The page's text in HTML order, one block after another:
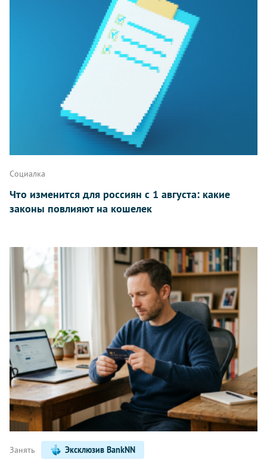
Написать
Социалка
Что изменится для россиян с 1 августа: какие
законы повлияют на кошелек
Занять Эксклюзив BankNN